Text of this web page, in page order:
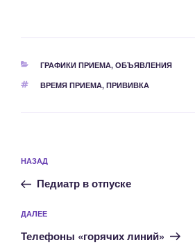
РУБРИКИ
ГРАФИКИ ПРИЕМА, ОБЪЯВЛЕНИЯ
МЕТКИ
ВРЕМЯ ПРИЕМА, ПРИВИВКА
по
записям
Предыдущая
запись:
НАЗАД
Педиатр в отпуске
Следующая
запись
ДАЛЕЕ
Телефоны «горячих линий»